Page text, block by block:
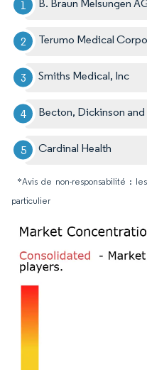
B. Braun Melsungen
Terumo Medical
Smiths Medical, Inc
Becton, Dickinson
Cardinal Health
*Avis de non-responsabilité :
particulier